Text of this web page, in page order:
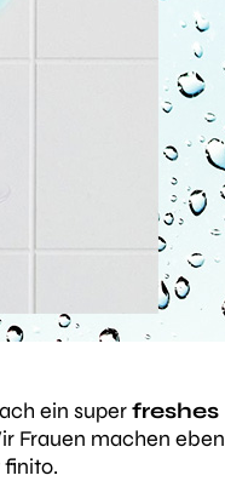
ein superfreshes
Frauen machen eben